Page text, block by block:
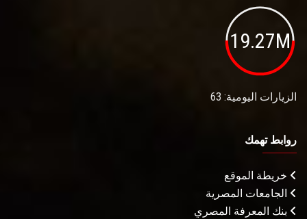
19.27M
الزيارات اليومية: 63
روابط تهمك
خريطة الموقع
الجامعات المصرية
بنك المعرفة المصري